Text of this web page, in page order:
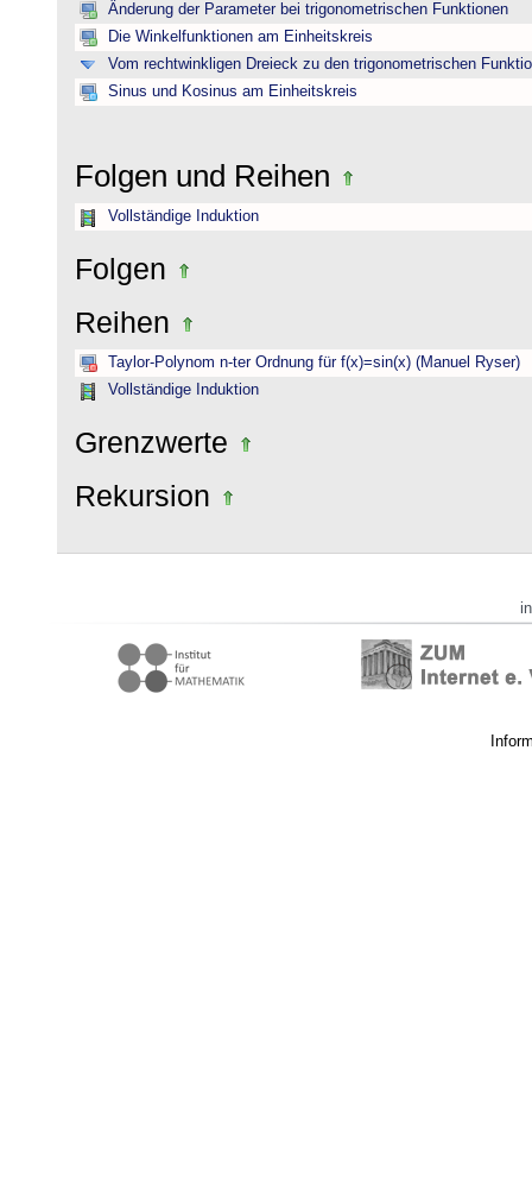
Änderung der Parameter bei trigonometrischen Funktionen
Die Winkelfunktionen am Einheitskreis
Vom rechtwinkligen Dreieck zu den trigonometrischen
Sinus und Kosinus am Einheitskreis
Folgen und Reihen
Vollständige Induktion
Folgen
Reihen
Taylor-Polynom n-ter Ordnung für f(x)=sin(x) (Manuel Ryser)
Vollständige Induktion
Grenzwerte
Rekursion